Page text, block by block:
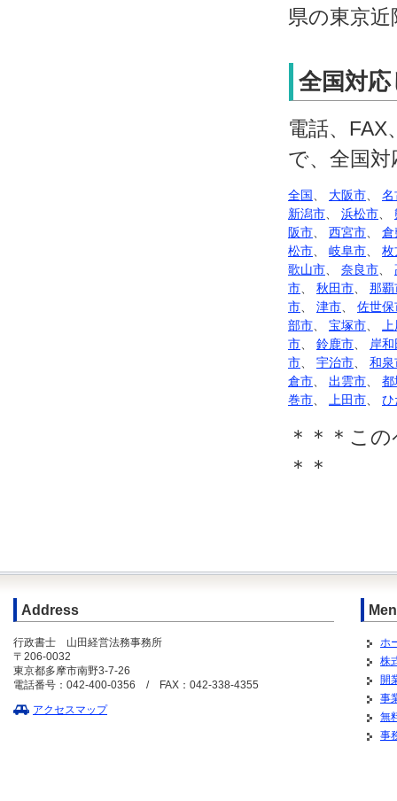
県の東京近
全国対
電話、
で、全国
全国、 大阪市、 名
新潟市、 浜松市、
阪市、 西宮市、 倉
松市、 岐阜市、 枚
歌山市、 奈良市、
市、 秋田市、 那覇
市、 津市、 佐世保
部市、 宝塚市、 上
市、 鈴鹿市、 岸
市、 宇治市、 和泉
倉市、 出雲市、 都
巻市、 上田市、 ひ
＊＊＊こ
＊＊
Address
行政書士 山田経営法務事務所
〒206-0032
東京都多摩市南野3-7-26
電話番号：042-400-0356 / FAX：042-338-4355
アクセスマップ
ホ
株
開
事
無
事